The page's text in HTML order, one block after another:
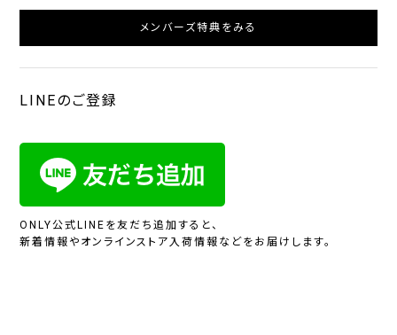
メンバーズ特典をみる
LINEのご登録
ONLY公式LINEを友だち追加すると、
新着情報やオンラインストア入荷情報などをお届けします。